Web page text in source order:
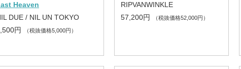
Heaven
DUE / NIL UN TOKYO
円
（税抜価格5,000円）
RIPVANWINKLE
57,200円
（税抜価格52,000円）